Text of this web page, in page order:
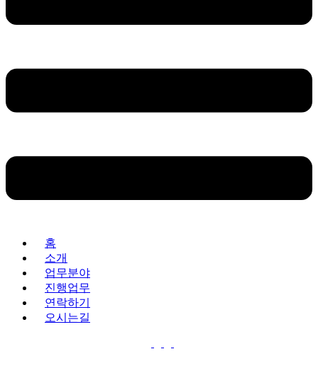
홈
소개
업무분야
진행업무
연락하기
오시는길